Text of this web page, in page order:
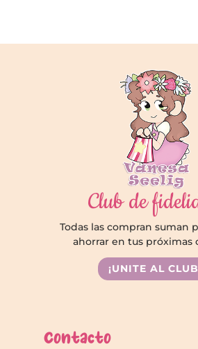
Club de
Todas las compran suman
ahorrar en tus próximas
¡UNITE AL
Contacto